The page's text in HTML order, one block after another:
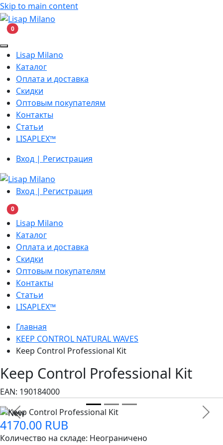
Skip to main content
0В корзину
Lisap Milano
Каталог
Оплата и доставка
Скидки
Оптовым покупателям
Контакты
Статьи
LISAPLEX™
Вход | Регистрация
Вход | Регистрация
0В корзину
Lisap Milano
Каталог
Оплата и доставка
Скидки
Оптовым покупателям
Контакты
Статьи
LISAPLEX™
Главная
KEEP CONTROL NATURAL WAVES
Keep Control Professional Kit
Keep Control Professional Kit
EAN: 190184000
Previous Next
4170.00 RUB
Количество на складе: Неограничено